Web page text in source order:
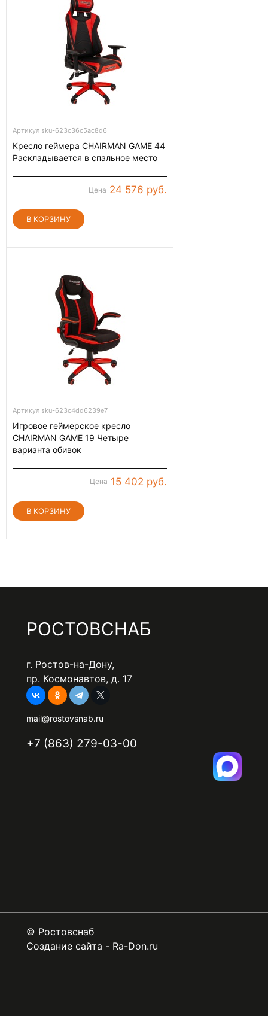
Артикул sku-623c36c5ac8d6
Кресло геймера CHAIRMAN GAME 44
Раскладывается в спальное место
Цена 24 576 руб.
Артикул sku-623c4dd6239e7
Игровое геймерское кресло
CHAIRMAN GAME 19 Четыре
варианта обивок
Цена 15 402 руб.
РОСТОВСНАБ
г. Ростов-на-Дону,
пр. Космонавтов, д. 17
mail@rostovsnab.ru
+7 (863) 279-03-00
© Ростовснаб
Создание сайта - Ra-Don.ru